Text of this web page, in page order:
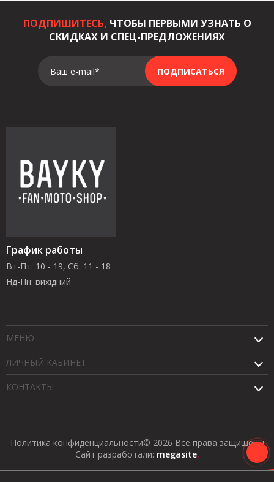
ПОДПИШИТЕСЬ, ЧТОБЫ ПЕРВЫМИ УЗНАТЬ О
СКИДКАХ И СПЕЦ-ПРЕДЛОЖЕНИЯХ
Ваш e-mail* ПОДПИСАТЬСЯ
График работы
Вт-Пт: 10 - 19, Сб: 11 - 18
Нд-Пн: вихідний
МЕНЮ
ЛИЧНЫЙ КАБИНЕТ
КОНТАКТЫ
Политика конфиденциальности© 2026 Все права защищены
Сайт разработали: megasite.